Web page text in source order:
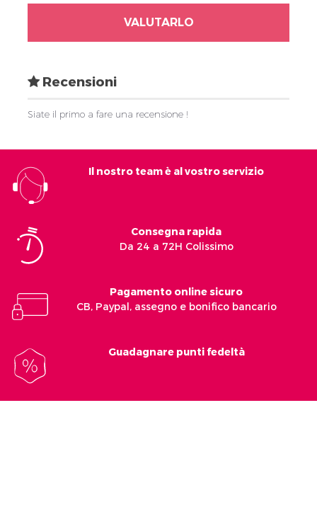
VALUTARLO
Recensioni
Siate il primo a fare una recensione !
Il nostro team è al vostro servizio
Consegna rapida
Da 24 a 72H Colissimo
Pagamento online sicuro
CB, Paypal, assegno e bonifico bancario
Guadagnare punti fedeltà